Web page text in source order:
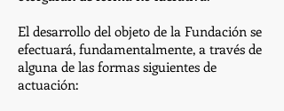
El desarrollo del objeto de la Fundación se
efectuará, fundamentalmente, a través de
alguna de las formas siguientes de
actuación: